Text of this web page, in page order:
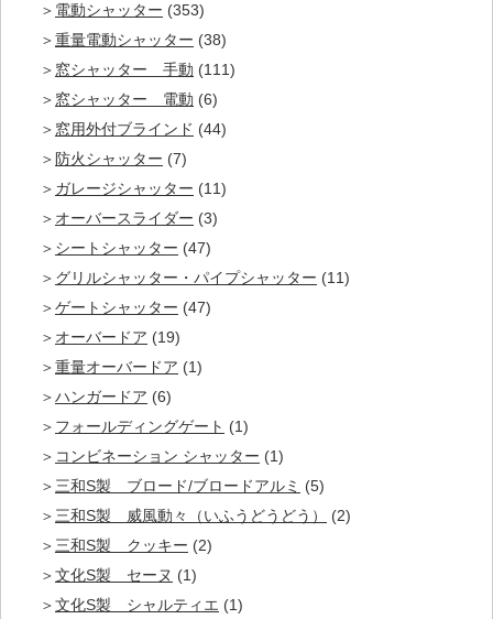
電動シャッター (353)
重量電動シャッター (38)
窓シャッター 手動 (111)
窓シャッター 電動 (6)
窓用外付ブラインド (44)
防火シャッター (7)
ガレージシャッター (11)
オーバースライダー (3)
シートシャッター (47)
グリルシャッター・パイプシャッター (11)
ゲートシャッター (47)
オーバードア (19)
重量オーバードア (1)
ハンガードア (6)
フォールディングゲート (1)
コンビネーション シャッター (1)
三和S製 ブロード/ブロードアルミ (5)
三和S製 威風動々（いふうどうどう）
(2)
三和S製 クッキー (2)
文化S製 セーヌ (1)
文化S製 シャルティエ (1)